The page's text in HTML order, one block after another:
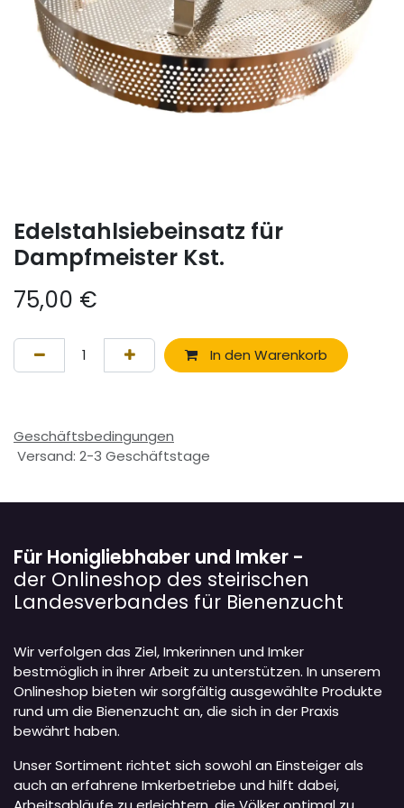
Edelstahlsiebeinsatz für
Dampfmeister Kst.
75,00 €
In den Warenkorb
Geschäftsbedingungen
Versand: 2-3 Geschäftstage
Für Honigliebhaber und Imker -
der Onlineshop des steirischen
Landesverbandes für Bienenzucht
Wir verfolgen das Ziel, Imkerinnen und Imker
bestmöglich in ihrer Arbeit zu unterstützen. In unserem
Onlineshop bieten wir sorgfältig ausgewählte Produkte
rund um die Bienenzucht an, die sich in der Praxis
bewährt haben.
Unser Sortiment richtet sich sowohl an Einsteiger als
auch an erfahrene Imkerbetriebe und hilft dabei,